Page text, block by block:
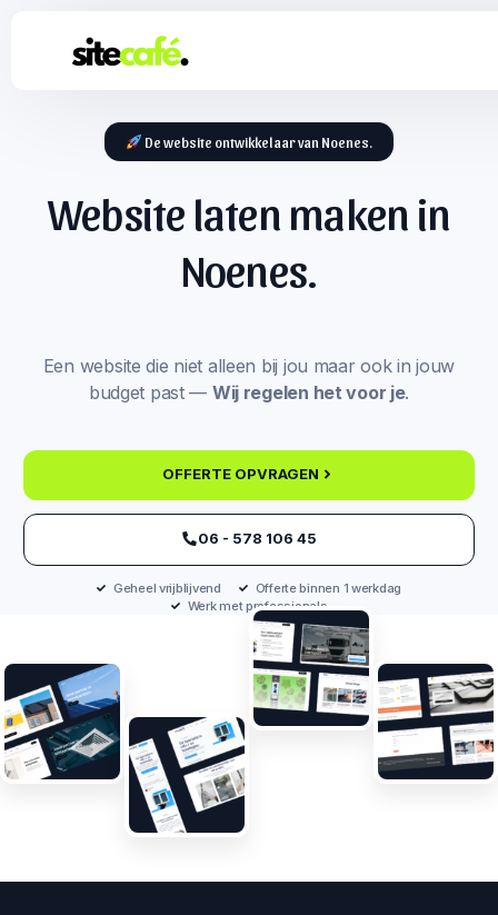
De website ontwikkelaar van Noenes.
Website laten maken in
Noenes.
Een website die niet alleen bij jou maar ook in jouw
budget past — Wij regelen het voor je.
OFFERTE OPVRAGEN
‪06 - 578 106 45‬
Geheel vrijblijvend
Offerte binnen 1 werkdag
Werk met professionals